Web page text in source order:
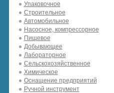
Упаковочное
Строительное
Автомобильное
Насосное, компрессорное
Пищевое
Добывающее
Лабораторное
Сельскохозяйственное
Химическое
Оснащение предприятий
Ручной инструмент